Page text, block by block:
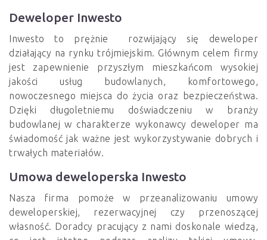
Deweloper Inwesto
Inwesto to prężnie rozwijający się deweloper
działający na rynku trójmiejskim. Głównym celem firmy
jest zapewnienie przyszłym mieszkańcom wysokiej
jakości usług budowlanych, komfortowego,
nowoczesnego miejsca do życia oraz bezpieczeństwa.
Dzięki długoletniemu doświadczeniu w branży
budowlanej w charakterze wykonawcy deweloper ma
świadomość jak ważne jest wykorzystywanie dobrych i
trwałych materiałów.
Umowa deweloperska Inwesto
Nasza firma pomoże w przeanalizowaniu umowy
deweloperskiej, rezerwacyjnej czy przenoszącej
własność. Doradcy pracujący z nami doskonale wiedzą,